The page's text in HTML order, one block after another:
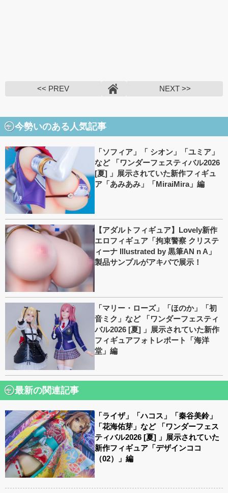
<< PREV NEXT >>
今勢いのある人気記事
「ソフィア」「 シオン」「ユミア」
など 「ワンダーフェスティバル2026
[夏] 」展示されていた新作フィギュ
ア「あみあみ」「MiraiMira」編
【アダルトフィギュア】Lovely新作
エロフィギュア「拘束警察 クリステ
ィーナ Illustrated by 黒筆AN n A」
製品サンプルがアキバで展示！
「マリー・ローズ」「ほのか」「初
音ミク」など 「ワンダーフェスティ
バル2026 [夏] 」展示されていた新作
フィギュアフォトレポート「海洋
堂」編
最新の関連記事
「ライザ」「ハコス」「秦谷美鈴」
「花海佑芽」など 「ワンダーフェス
ティバル2026 [夏] 」展示されていた
新作フィギュア「デザインココ
（02）」編